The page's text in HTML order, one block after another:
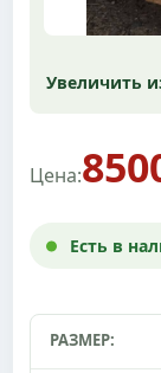
Увеличить
Цена:
Есть в
РАЗМЕР: